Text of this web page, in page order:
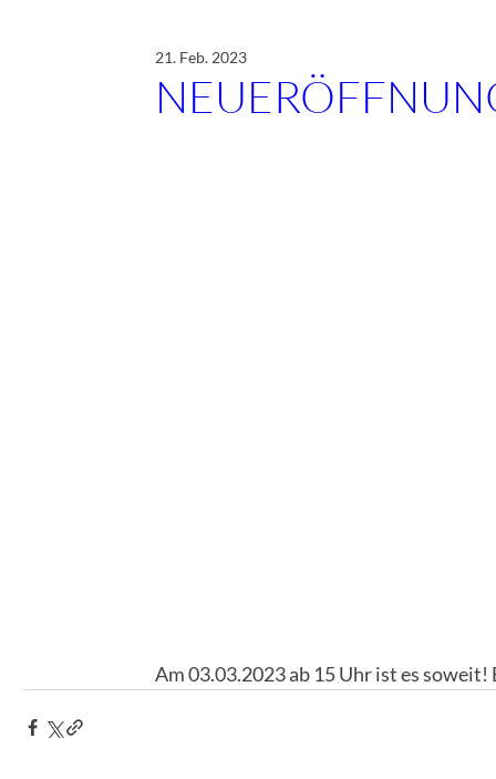
21. Feb. 2023
Am 03.03.2023 ab 15 Uhr ist es